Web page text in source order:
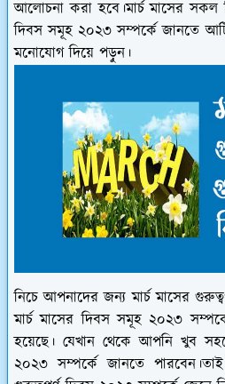
আলোচনা করা হবে।মার্চ মাসের সকল
দিবস সমূহ ২০২৩ সম্পর্কে জানতে
মনোযোগ দিয়ে পড়ুন।
নিচে আপনাদের জন্য মার্চ মাসের
মার্চ মাসের দিবস সমূহ ২০২৩
হয়েছে। যেখান থেকে আপনি খুব
২০২৩ সম্পর্কে জানতে